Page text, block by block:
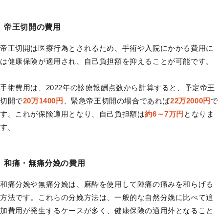
帝王切開の費用
帝王切開は医療行為とされるため、手術や入院にかかる費用に
は健康保険が適用され、自己負担額を抑えることが可能です。
手術費用は、2022年の診療報酬点数から計算すると、予定帝王
切開で20万1400円 、緊急帝王切開の場合であれば22万2000円 で
す。これが保険適用となり、自己負担額は約6～7万円 となりま
す。
和痛・無痛分娩の費用
和痛分娩や無痛分娩は、麻酔を使用して陣痛の痛みを和らげる
方法です。これらの分娩方法は、一般的な自然分娩に比べて追
加費用が発生するケースが多く、健康保険の適用外となること